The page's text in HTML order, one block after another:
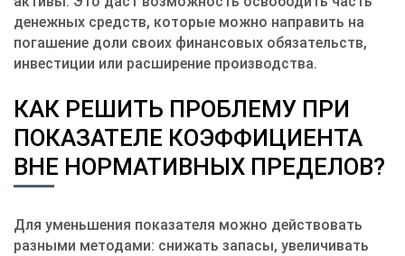
денежных средств, которые можно направить на
погашение доли своих финансовых обязательств,
инвестиции или расширение производства.
КАК РЕШИТЬ ПРОБЛЕМУ ПРИ
ПОКАЗАТЕЛЕ КОЭФФИЦИЕНТА
ВНЕ НОРМАТИВНЫХ ПРЕДЕЛОВ?
Для уменьшения показателя можно действовать
разными методами: снижать запасы, увеличивать